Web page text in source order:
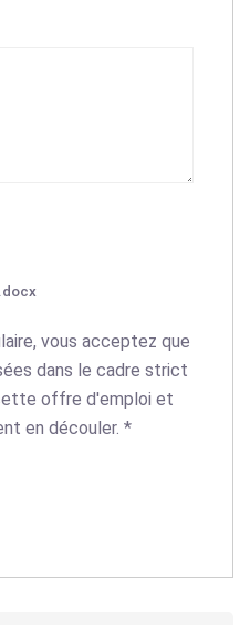
vous acceptez que
dans le cadre strict
offre d'emploi et
en découler. *